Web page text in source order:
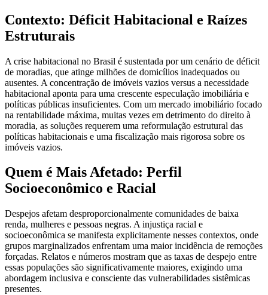
Contexto: Déficit Habitacional e Raízes
Estruturais
A crise habitacional no Brasil é sustentada por um cenário de déficit
de moradias, que atinge milhões de domicílios inadequados ou
ausentes. A concentração de imóveis vazios versus a necessidade
habitacional aponta para uma crescente especulação imobiliária e
políticas públicas insuficientes. Com um mercado imobiliário focado
na rentabilidade máxima, muitas vezes em detrimento do direito à
moradia, as soluções requerem uma reformulação estrutural das
políticas habitacionais e uma fiscalização mais rigorosa sobre os
imóveis vazios.
Quem é Mais Afetado: Perfil
Socioeconômico e Racial
Despejos afetam desproporcionalmente comunidades de baixa
renda, mulheres e pessoas negras. A injustiça racial e
socioeconômica se manifesta explicitamente nesses contextos, onde
grupos marginalizados enfrentam uma maior incidência de remoções
forçadas. Relatos e números mostram que as taxas de despejo entre
essas populações são significativamente maiores, exigindo uma
abordagem inclusiva e consciente das vulnerabilidades sistêmicas
presentes.